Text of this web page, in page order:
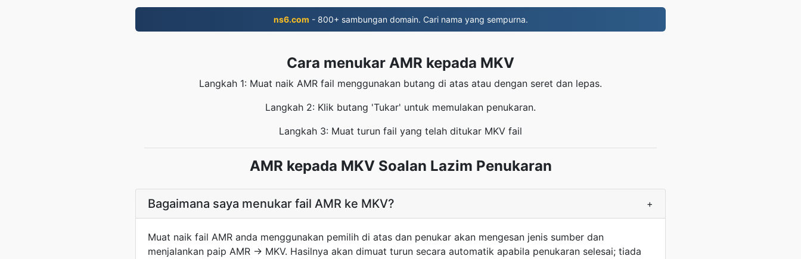
ns6.com - 800+ sambungan domain. Cari nama yang sempurna.
Cara menukar AMR kepada MKV
Langkah 1: Muat naik AMR fail menggunakan butang di atas atau dengan seret dan lepas.
Langkah 2: Klik butang 'Tukar' untuk memulakan penukaran.
Langkah 3: Muat turun fail yang telah ditukar MKV fail
AMR kepada MKV Soalan Lazim Penukaran
Bagaimana saya menukar fail AMR ke MKV? +
Muat naik fail AMR anda menggunakan pemilih di atas dan penukar akan mengesan jenis sumber dan
menjalankan paip AMR -> MKV. Hasilnya akan dimuat turun secara automatik apabila penukaran selesai; tiada